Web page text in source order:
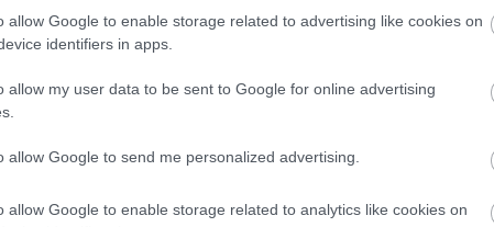
allow Google to enable storage related to advertising like cookies on
identifiers in apps.
allow my user data to be sent to Google for online advertising
allow Google to send me personalized advertising.
allow Google to enable storage related to analytics like cookies on
vizsgálat alá vonják
teljes
Magyarországon. Az
kiskereskedelemben
forgalom idén júniusban is bővülni
Magyarország